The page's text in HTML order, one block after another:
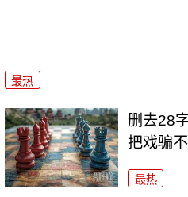
最热
删去28
把戏骗
最热